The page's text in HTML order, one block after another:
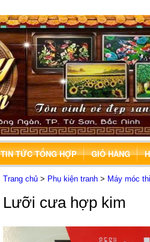
TIN TỨC TỔNG HỢP GIỎ HÀNG
Trang chủ > Phụ kiện tranh > Máy móc
Lưỡi cưa hợp kim